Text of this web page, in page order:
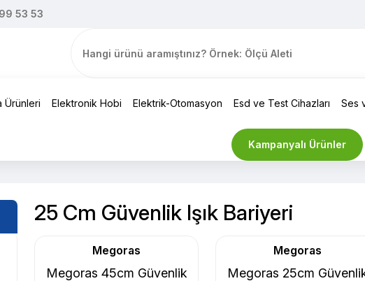
53 53
Ürünleri Elektronik Hobi Elektrik-Otomasyon Esd ve Test Cihazları Ses
Kampanyalı Ürünler
25 Cm Güvenlik Işık Bariyeri
Megoras
Megoras 45cm Güvenlik
Megoras
Megoras 25cm